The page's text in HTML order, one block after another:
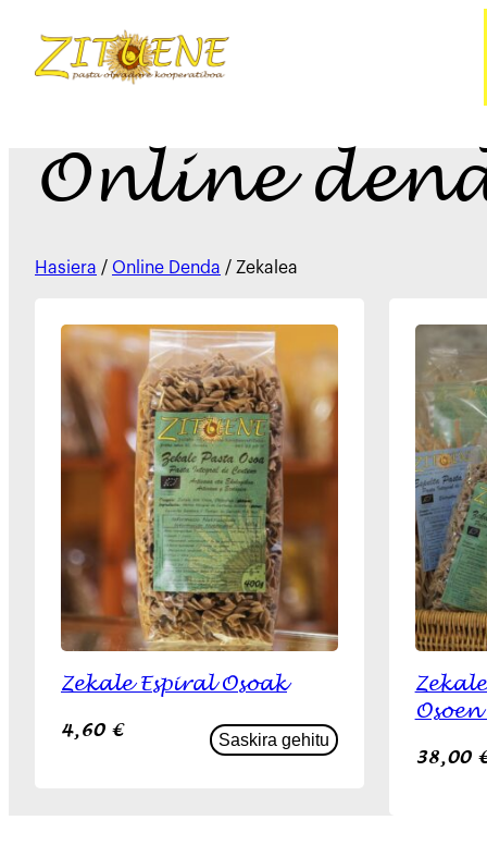
Online
Hasiera / Online Denda / Zekalea
Zekale Espiral Osoak
4,60 € Saskira gehitu
38,00